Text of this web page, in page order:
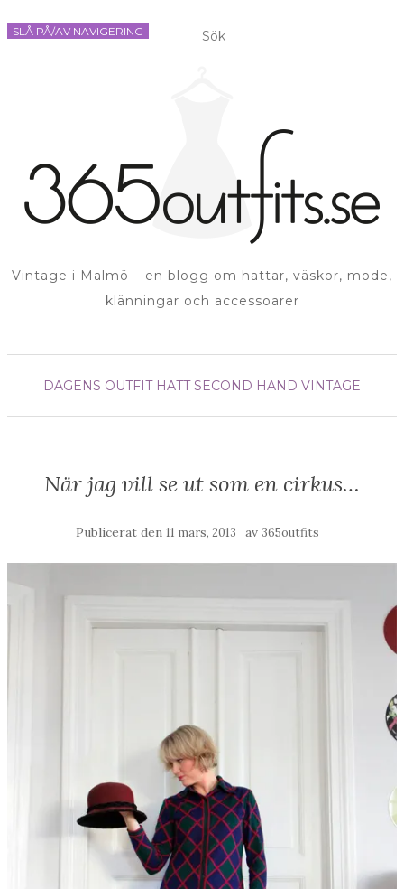
SLÅ PÅ/AV NAVIGERING
Vintage i Malmö – en blogg om hattar, väskor, mode,
klänningar och accessoarer
DAGENS OUTFIT HATT SECOND HAND VINTAGE
När jag vill se ut som en cirkus…
Publicerat den 11 mars, 2013 av 365outfits